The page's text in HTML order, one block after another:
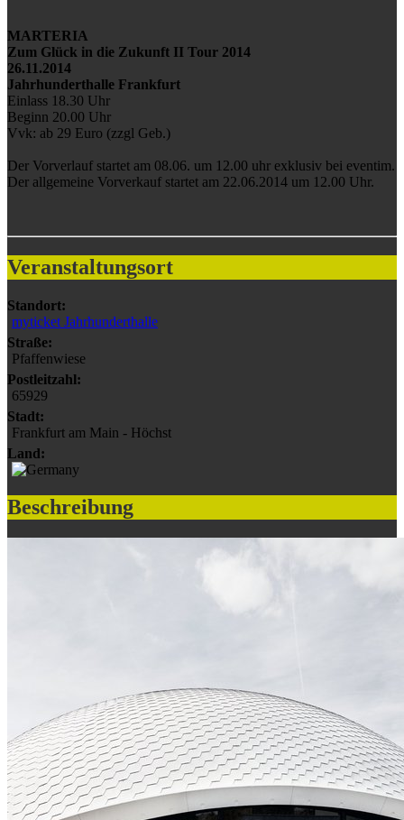
MARTERIA
Zum Glück in die Zukunft II Tour 2014
26.11.2014
Jahrhunderthalle Frankfurt
Einlass 18.30 Uhr
Beginn 20.00 Uhr
Vvk: ab 29 Euro (zzgl Geb.)
Der Vorverlauf startet am 08.06. um 12.00 uhr exklusiv bei eventim.
Der allgemeine Vorverkauf startet am 22.06.2014 um 12.00 Uhr.
Veranstaltungsort
Standort:
myticket Jahrhunderthalle
Straße:
Pfaffenwiese
Postleitzahl:
65929
Stadt:
Frankfurt am Main - Höchst
Land:
Beschreibung